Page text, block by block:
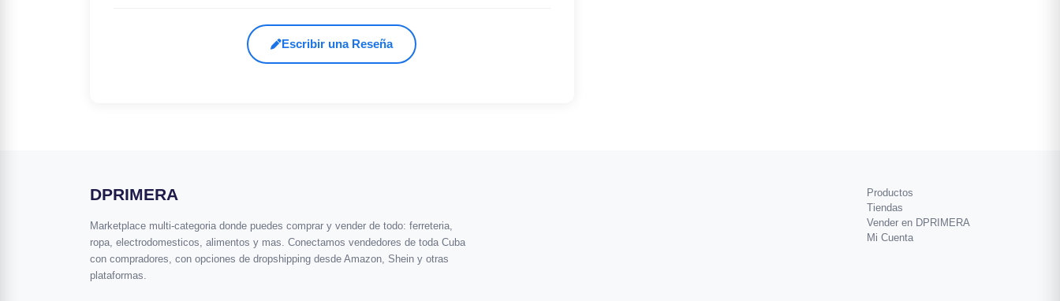
Escribir una Reseña
DPRIMERA
Marketplace multi-categoria donde puedes comprar y vender de todo: ferreteria,
ropa, electrodomesticos, alimentos y mas. Conectamos vendedores de toda Cuba
con compradores, con opciones de dropshipping desde Amazon, Shein y otras
plataformas.
Productos
Tiendas
Vender en DPRIMERA
Mi Cuenta